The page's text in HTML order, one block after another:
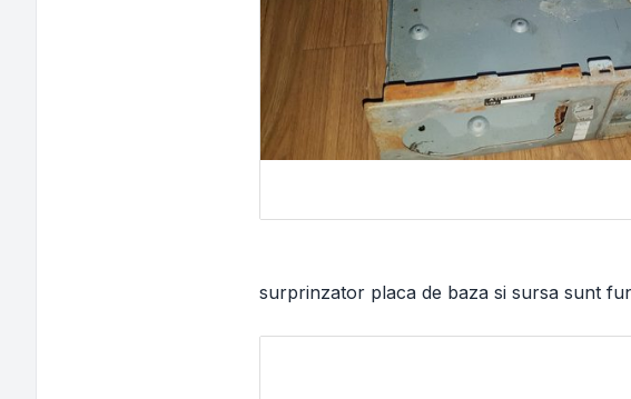
surprinzator placa de baza si sursa sunt